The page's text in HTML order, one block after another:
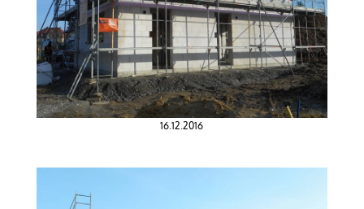
16.12.2016